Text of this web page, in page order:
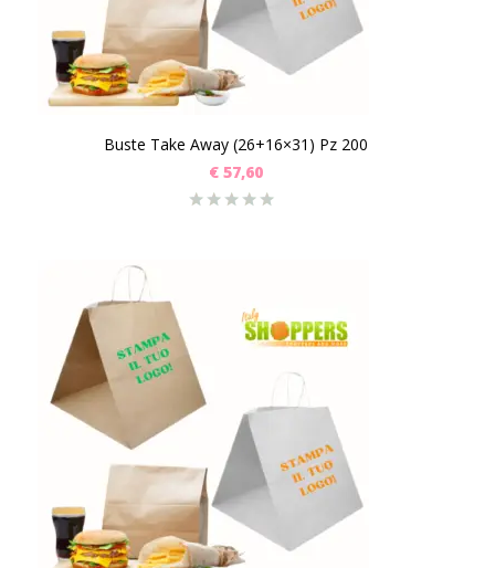
Buste Take Away (26+16×31) Pz 200
€ 57,60